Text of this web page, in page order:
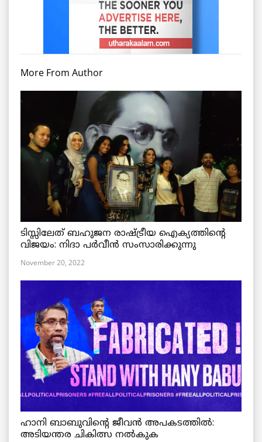
More From Author
ടിസ്സിലേത് ബഹുജന രാഷ്ട്രീയ ഐക്യത്തിന്റെ
വിജയം: നിദാ പർവീൻ സംസാരിക്കുന്നു
November 20, 2022
ഹാനി ബാബുവിന്റെ ജീവൻ അപകടത്തിൽ:
അടിയന്തര ചികിത്സ നൽകുക